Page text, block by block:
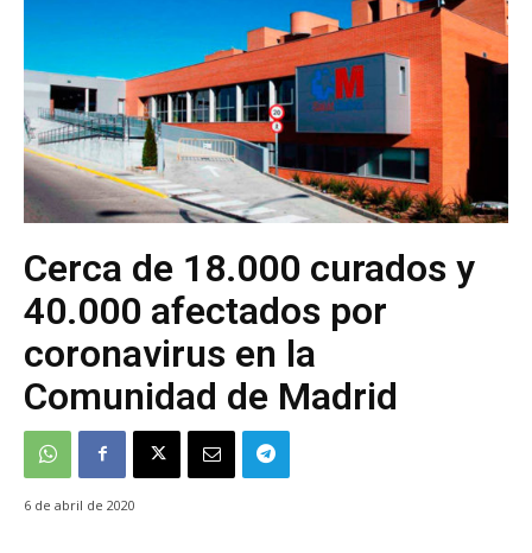
Cerca de 18.000 curados y
40.000 afectados por
coronavirus en la
Comunidad de Madrid
6 de abril de 2020